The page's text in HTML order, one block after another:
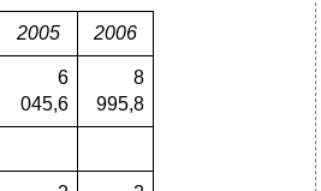
2005 2006
6
045,6
8
995,8